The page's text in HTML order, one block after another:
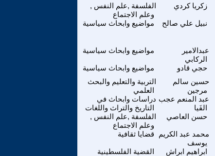
الفلسفة ,علم النفس ,
وعلم الاجتماع
زكريا كردي
مواضيع وابحاث سياسية نبيل علي صالح
مواضيع وابحاث سياسية
عبدالامير
الركابي
مواضيع وابحاث سياسية حجي قادو
التربية والتعليم والبحث
العلمي
حسين سالم
مرجين
دراسات وابحاث في
التاريخ والتراث واللغات
عبد المنعم عجب
الفَيا
الفلسفة ,علم النفس ,
وعلم الاجتماع
حسن العاصي
قضايا ثقافية
محمد عبد الكريم
يوسف
القضية الفلسطينية ابراهيم ابراش